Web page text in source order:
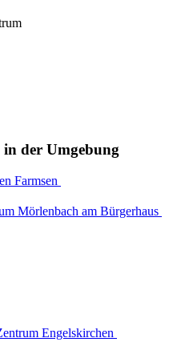
in der Umgebung
Farmsen
Mörlenbach am Bürgerhaus
Engelskirchen